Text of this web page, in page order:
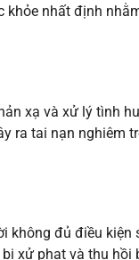
nhất định
xạ và xử lý tình
ra tai nạn nghiêm
không đủ điều
xử phạt và thu hồi